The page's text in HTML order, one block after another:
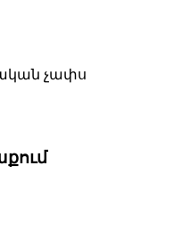
​​չափս